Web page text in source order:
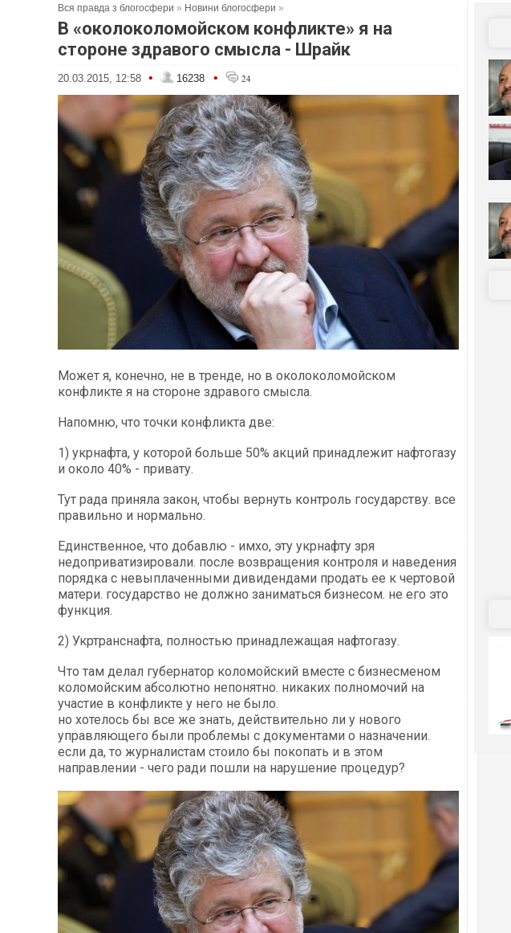
Вся правда з блогосфери » Новини блогосфери »
В «околоколомойском конфликте» я на
стороне здравого смысла - Шрайк
20.03.2015, 12:58 • 16238 • 24
Может я, конечно, не в тренде, но в околоколомойском
конфликте я на стороне здравого смысла.
Напомню, что точки конфликта две:
1) укрнафта, у которой больше 50% акций принадлежит нафтогазу
и около 40% - привату.
Тут рада приняла закон, чтобы вернуть контроль государству. все
правильно и нормально.
Единственное, что добавлю - имхо, эту укрнафту зря
недоприватизировали. после возвращения контроля и наведения
порядка с невыплаченными дивидендами продать ее к чертовой
матери. государство не должно заниматься бизнесом. не его это
функция.
2) Укртранснафта, полностью принадлежащая нафтогазу.
Что там делал губернатор коломойский вместе с бизнесменом
коломойским абсолютно непонятно. никаких полномочий на
участие в конфликте у него не было.
но хотелось бы все же знать, действительно ли у нового
управляющего были проблемы с документами о назначении.
если да, то журналистам стоило бы покопать и в этом
направлении - чего ради пошли на нарушение процедур?